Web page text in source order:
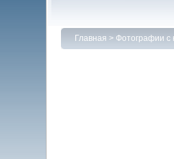
Главная > Фотографии с